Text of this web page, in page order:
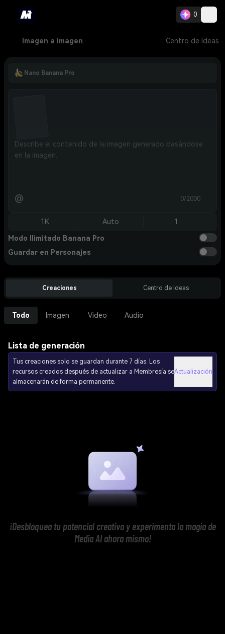
0
Imagen a Imagen Centro de Ideas
Nano Banana Pro
@ 0/2000
1K Auto 1
Modo Ilimitado Banana Pro
Guardar en Personajes
Creaciones Centro de Ideas
Todo Imagen Video Audio
Lista de generación
Tus creaciones solo se guardan durante 7 días. Los
recursos creados después de actualizar a Membresía se
almacenarán de forma permanente.
Actualización
¡Desbloquea tu potencial creativo y experimenta la magia de
Media AI ahora mismo!